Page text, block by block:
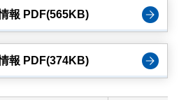
報 PDF(565KB)
報 PDF(374KB)